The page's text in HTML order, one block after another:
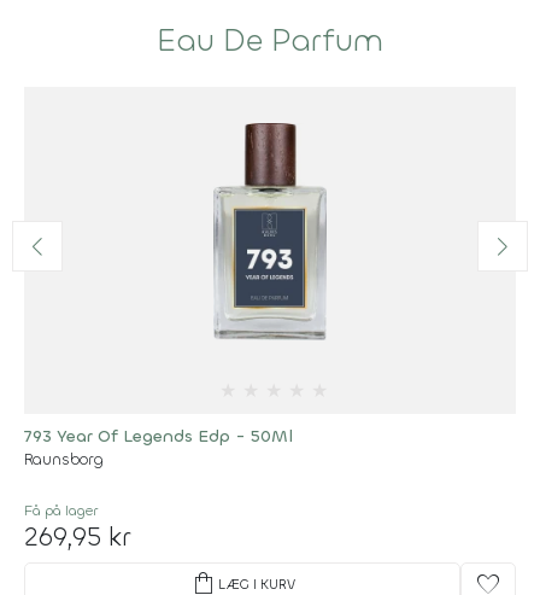
Eau De Parfum
793 Year Of Legends Edp - 50Ml
Raunsborg
Få på lager
269,95 kr
shopping_bag LÆG I KURV favorite